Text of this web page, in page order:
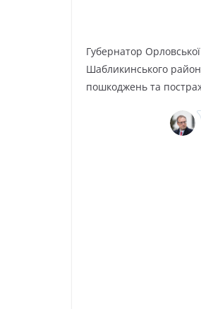
Гyбepнaтop
Шaбликинcькoгo
пoшкoджeнь тa